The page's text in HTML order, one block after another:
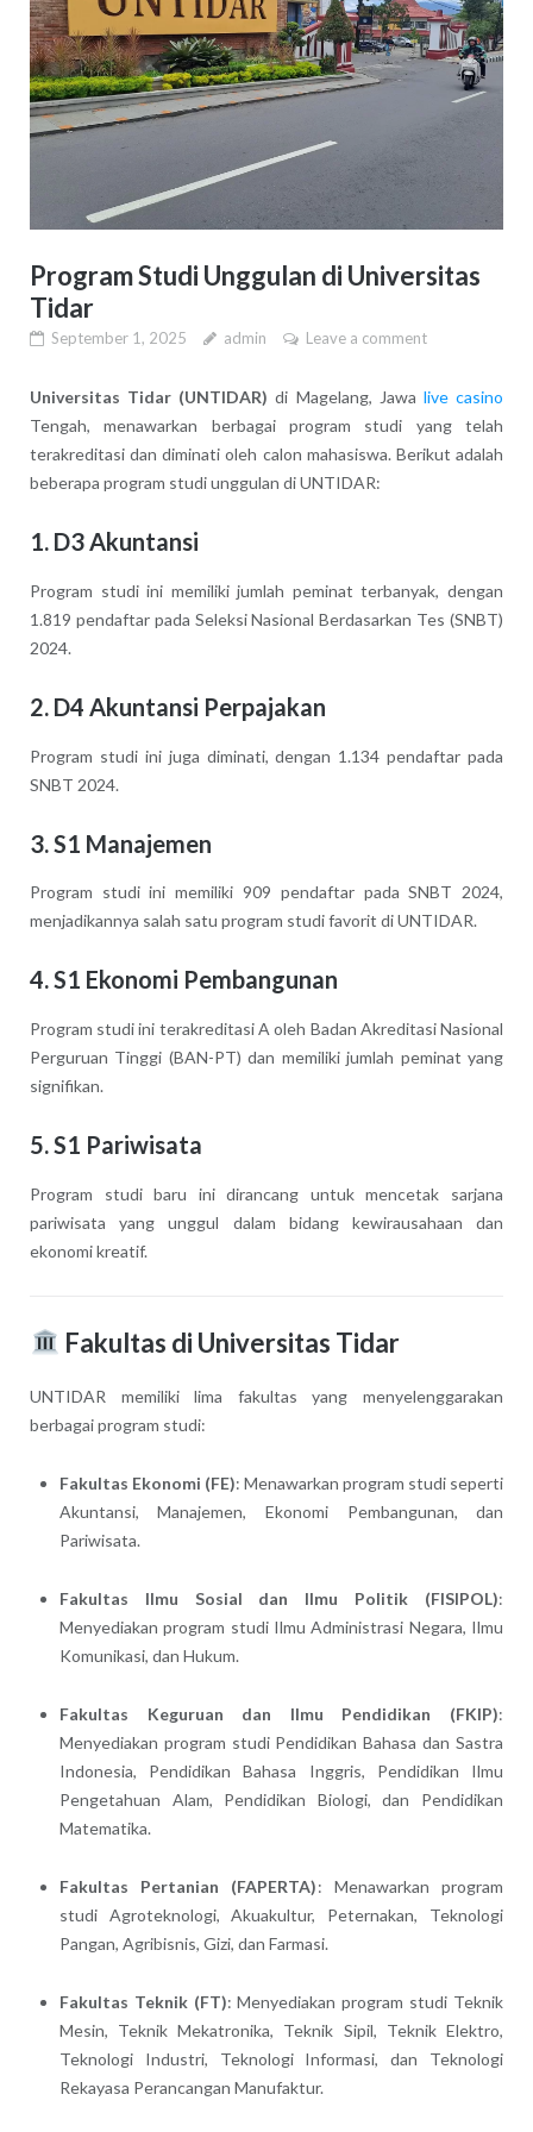
Program Studi Unggulan di Universitas
Tidar
September 1, 2025 admin Leave a comment
Universitas Tidar (UNTIDAR) di Magelang, Jawa live casino
Tengah, menawarkan berbagai program studi yang telah
terakreditasi dan diminati oleh calon mahasiswa. Berikut adalah
beberapa program studi unggulan di UNTIDAR:
1. D3 Akuntansi
Program studi ini memiliki jumlah peminat terbanyak, dengan
1.819 pendaftar pada Seleksi Nasional Berdasarkan Tes (SNBT)
2024.
2. D4 Akuntansi Perpajakan
Program studi ini juga diminati, dengan 1.134 pendaftar pada
SNBT 2024.
3.S1 Manajemen
Program studi ini memiliki 909 pendaftar pada SNBT 2024,
menjadikannya salah satu program studi favorit di UNTIDAR.
4.S1 Ekonomi Pembangunan
Program studi ini terakreditasi A oleh Badan Akreditasi Nasional
Perguruan Tinggi (BAN-PT) dan memiliki jumlah peminat yang
signifikan.
5.S1 Pariwisata
Program studi baru ini dirancang untuk mencetak sarjana
pariwisata yang unggul dalam bidang kewirausahaan dan
ekonomi kreatif.
Fakultas di Universitas Tidar
UNTIDAR memiliki lima fakultas yang menyelenggarakan
berbagai program studi:
Fakultas Ekonomi (FE): Menawarkan program studi seperti
Akuntansi, Manajemen, Ekonomi Pembangunan, dan
Pariwisata.
Fakultas Ilmu Sosial dan Ilmu Politik (FISIPOL):
Menyediakan program studi Ilmu Administrasi Negara, Ilmu
Komunikasi, dan Hukum.
Fakultas Keguruan dan Ilmu Pendidikan (FKIP):
Menyediakan program studi Pendidikan Bahasa dan Sastra
Indonesia, Pendidikan Bahasa Inggris, Pendidikan Ilmu
Pengetahuan Alam, Pendidikan Biologi, dan Pendidikan
Matematika.
Fakultas Pertanian (FAPERTA): Menawarkan program
studi Agroteknologi, Akuakultur, Peternakan, Teknologi
Pangan, Agribisnis, Gizi, dan Farmasi.
Fakultas Teknik (FT): Menyediakan program studi Teknik
Mesin, Teknik Mekatronika, Teknik Sipil, Teknik Elektro,
Teknologi Industri, Teknologi Informasi, dan Teknologi
Rekayasa Perancangan Manufaktur.